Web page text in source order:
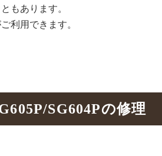
もあります。
利用できます。
SG604Pの修理